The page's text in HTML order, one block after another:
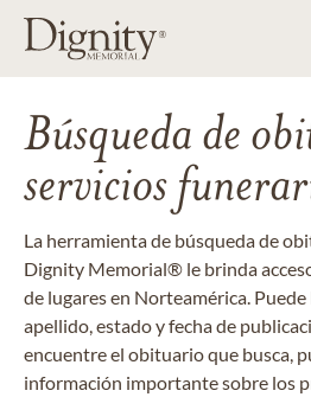
Búsqueda de
servicios
La herramienta de búsqueda de
Dignity Memorial® le brinda
de lugares en Norteamérica.
apellido, estado y fecha de
encuentre el obituario que busca,
información importante sobre los